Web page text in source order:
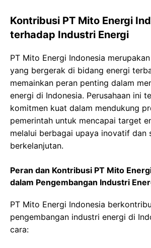
Kontribusi PT Mito Energi
terhadap Industri Energi
PT Mito Energi Indonesia
yang bergerak di bidang energi
memainkan peran penting dalam
energi di Indonesia. Perusahaan ini
komitmen kuat dalam mendukung
pemerintah untuk mencapai target
melalui berbagai upaya inovatif dan
berkelanjutan.
Peran dan Kontribusi PT Mito
dalam Pengembangan Industri
PT Mito Energi Indonesia
pengembangan industri energi di
cara: